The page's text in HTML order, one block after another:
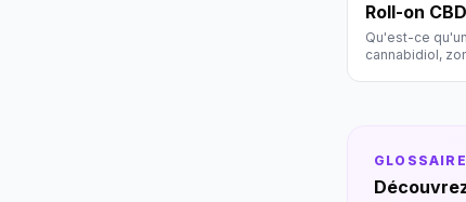
Roll-on CBD
Qu'est-ce
cannabidiol,